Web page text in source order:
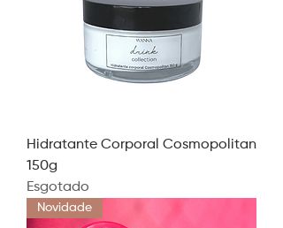
Hidratante Corporal Cosmopolitan
150g
Esgotado
Novidade